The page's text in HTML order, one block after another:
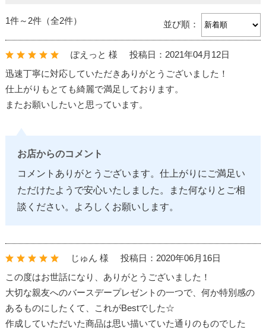
1件～2件（全2件） 並び順：
ぽえっと 様
投稿日：2021年04月12日
迅速丁寧に対応していただきありがとうございました！
仕上がりもとても綺麗で満足しております。
またお願いしたいと思っています。
お店からのコメント
コメントありがとうございます。仕上がりにご満足い
ただけたようで安心いたしました。また何なりとご相
談ください。よろしくお願いします。
じゅん 様
投稿日：2020年06月16日
この度はお世話になり、ありがとうございました！
大切な親友へのバースデープレゼントの一つで、何か特別感の
あるものにしたくて、これがBestでした☆
作成していただいた商品は思い描いていた通りのものでした